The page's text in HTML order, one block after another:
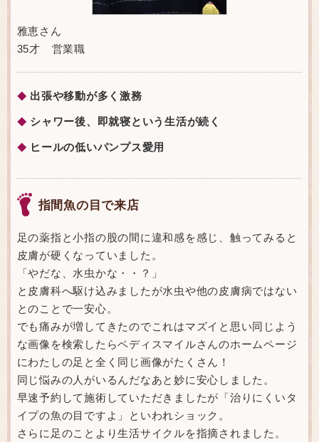
雅恵さん
35才 営業職
◆ 出張や移動が多く激務
◆ シャワー後、即就寝という生活が続く
◆ ヒールの低いパンプス愛用
指間魚の目で来店
足の薬指と小指の股の間に違和感を感じ、触ってみると
皮膚が硬くなっていました。
「やだな、水虫かな・・？」
と皮膚科へ駆け込みましたが水虫や他の皮膚病ではない
とのことで一安心。
でも痛みが増してきたのでこれはマズイと思い同じよう
な画像を検索したらペディスマイルさんのホームページ
にわたしの足と全く同じ画像がたくさん！
同じ悩みの人がいるんだなあと妙に安心しました。
早速予約して施術していただきましたが「治りにくいタ
イプの魚の目ですよ」といわれショック。
さらに足のことより生活サイクルを指摘されました。